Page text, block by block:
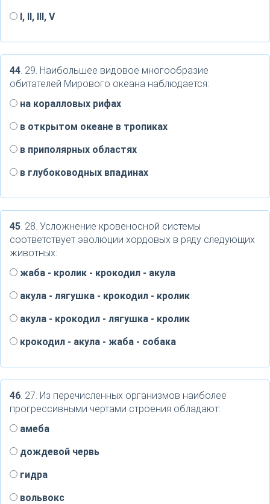
I, II, III, V
44. 29. Наибольшее видовое многообразие
обитателей Мирового океана наблюдается:
на коралловых рифах
в открытом океане в тропиках
в приполярных областях
в глубоководных впадинах
45. 28. Усложнение кровеносной системы
соответствует эволюции хордовых в ряду следующих
животных:
жаба - кролик - крокодил - акула
акула - лягушка - крокодил - кролик
акула - крокодил - лягушка - кролик
крокодил - акула - жаба - собака
46. 27. Из перечисленных организмов наиболее
прогрессивными чертами строения обладают:
амеба
дождевой червь
гидра
вольвокс